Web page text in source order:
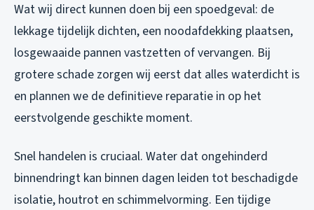
Wat wij direct kunnen doen bij een spoedgeval: de
lekkage tijdelijk dichten, een noodafdekking plaatsen,
losgewaaide pannen vastzetten of vervangen. Bij
grotere schade zorgen wij eerst dat alles waterdicht is
en plannen we de definitieve reparatie in op het
eerstvolgende geschikte moment.
Snel handelen is cruciaal. Water dat ongehinderd
binnendringt kan binnen dagen leiden tot beschadigde
isolatie, houtrot en schimmelvorming. Een tijdige